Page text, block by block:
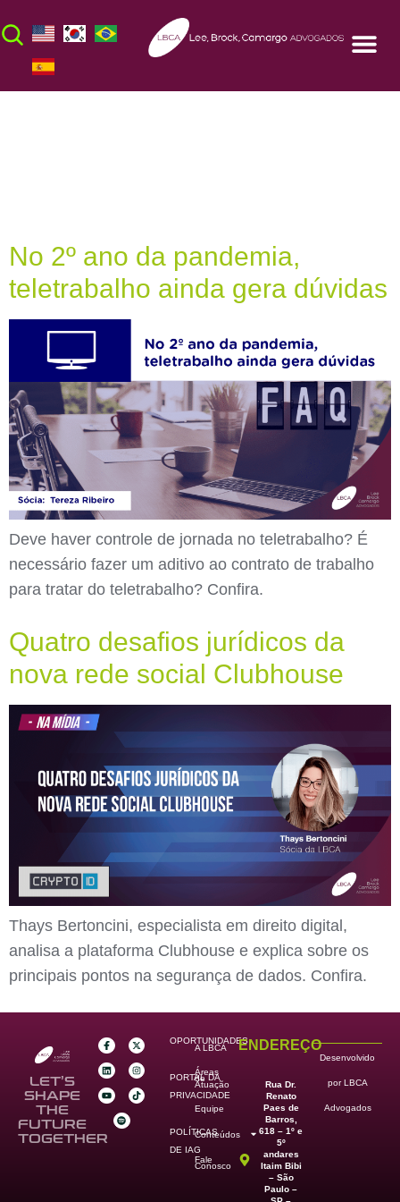
No 2º ano da pandemia,
teletrabalho ainda gera dúvidas
Deve haver controle de jornada no teletrabalho? É
necessário fazer um aditivo ao contrato de trabalho
para tratar do teletrabalho? Confira.
Quatro desafios jurídicos da
nova rede social Clubhouse
Thays Bertoncini, especialista em direito digital,
analisa a plataforma Clubhouse e explica sobre os
principais pontos na segurança de dados. Confira.
LET’S
SHAPE
THE
FUTURE
TOGETHER
OPORTUNIDADES
PORTAL DA
PRIVACIDADE
POLÍTICAS
DE IAG
A LBCA
Áreas
de
Atuação
Equipe
Conteúdos
Fale
Conosco
ENDEREÇO
Rua Dr.
Renato
Paes de
Barros,
618 – 1º e
5º
andares
Itaim Bibi
– São
Paulo –
Desenvolvido
por LBCA
Advogados